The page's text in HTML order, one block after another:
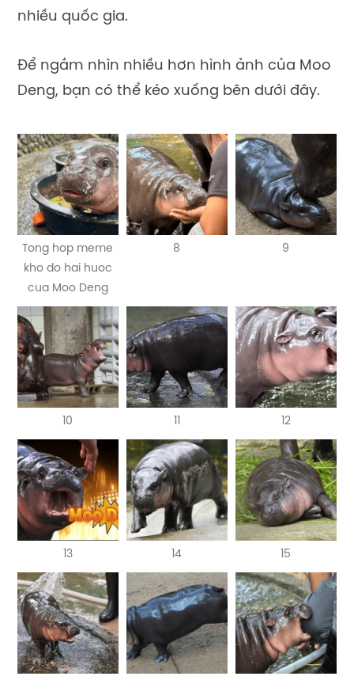
nhiều quốc gia.
Để ngắm nhìn nhiều hơn hình ảnh của Moo
Deng, bạn có thể kéo xuống bên dưới đây.
Tong hop meme
kho do hai huoc
cua Moo Deng
8 9
10 11 12
13 14 15